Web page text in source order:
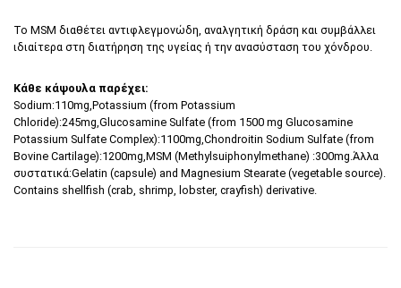
Το MSM διαθέτει αντιφλεγμονώδη, αναλγητική δράση και συμβάλλει
ιδιαίτερα στη διατήρηση της υγείας ή την ανασύσταση του χόνδρου.
Κάθε κάψουλα παρέχει:
Sodium:110mg,Potassium (from Potassium
Chloride):245mg,Glucosamine Sulfate (from 1500 mg Glucosamine
Potassium Sulfate Complex):1100mg,Chondroitin Sodium Sulfate (from
Bovine Cartilage):1200mg,MSM (Methylsuiphonylmethane) :300mg.Άλλα
συστατικά:Gelatin (capsule) and Magnesium Stearate (vegetable source).
Contains shellfish (crab, shrimp, lobster, crayfish) derivative.